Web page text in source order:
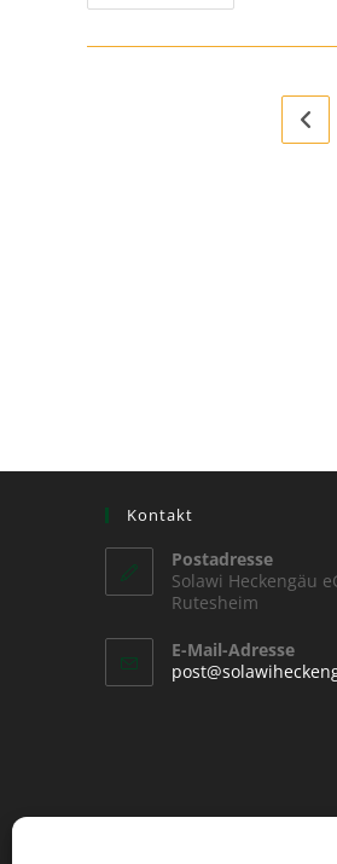
Kontakt
Postadresse
Solawi Heckengäu
Rutesheim
E-Mail-Adresse